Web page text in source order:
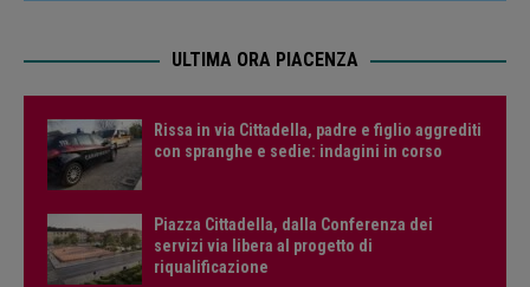
ULTIMA ORA PIACENZA
Rissa in via Cittadella, padre e figlio aggrediti
con spranghe e sedie: indagini in corso
Piazza Cittadella, dalla Conferenza dei
servizi via libera al progetto di
riqualificazione